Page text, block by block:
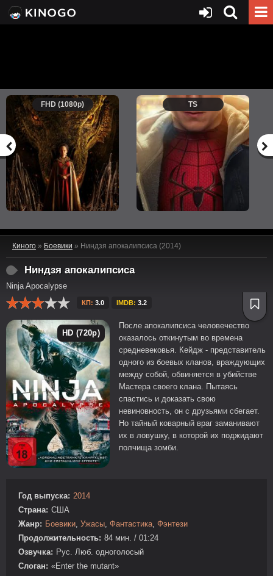
FHD (1080p) TS
Киного » Боевики » Ниндзя апокалипсиса (2014)
Ниндзя апокалипсиса
Ninja Apocalypse
КП: 3.0 IMDB: 3.2
HD (720p)
После апокалипсиса человечество
оказалось откинутым во времена
средневековья. Кейдж - представитель
одного из боевых кланов, враждующих
между собой, обвиняется в убийстве
Мастера своего клана. Пытаясь
спастись и доказать свою
невиновность, он с друзьями сбегает.
Но тайный коварный враг заманивают
их в ловушку, в которой их поджидают
полчища зомби.
Год выпуска: 2014
Страна: США
Жанр: Боевики Ужасы Фантастика Фэнтези
Продолжительность: 84 мин. / 01:24
Озвучка: Рус. Люб. одноголосый
Слоган: «Enter the mutant»